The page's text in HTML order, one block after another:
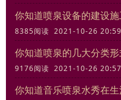
你知道喷泉设备的建设施
8385阅读 2021-10-26
你知道喷泉的几大分类形
9176阅读 2021-10-26
你知道音乐喷泉水秀在